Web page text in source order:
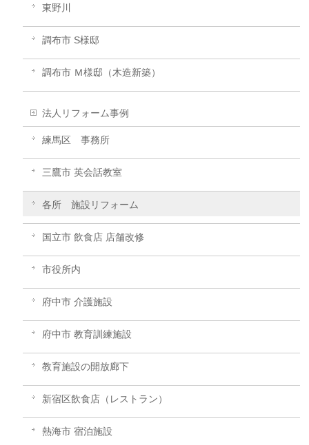
東野川
調布市 S様邸
調布市 Ｍ様邸（木造新築）
法人リフォーム事例
練馬区 事務所
三鷹市 英会話教室
各所 施設リフォーム
国立市 飲食店 店舗改修
市役所内
府中市 介護施設
府中市 教育訓練施設
教育施設の開放廊下
新宿区飲食店（レストラン）
熱海市 宿泊施設